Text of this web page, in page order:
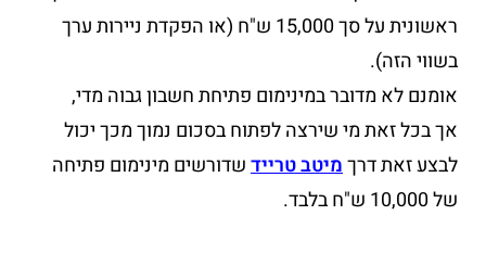
ראשונית על סך 15,000 ש"ח (או הפקדת ניירות ערך
בשווי הזה).
אומנם לא מדובר במינימום פתיחת חשבון גבוה מדי,
אך בכל זאת מי שירצה לפתוח בסכום נמוך מכך יכול
לבצע זאת דרךמיטב טריידשדורשים מינימום פתיחה
של 10,000 ש"ח בלבד.